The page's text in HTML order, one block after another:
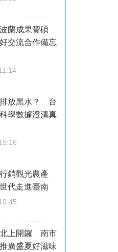
蘭成果豐碩
交流合作備忘
放黑水？ 台
學數據澄清真
銷觀光農產
代走進臺南
北上開鑼 南市
廣盛夏好滋味